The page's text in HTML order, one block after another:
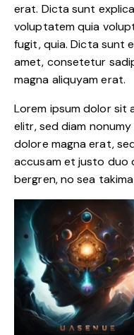
erat. Dicta sunt
voluptatem quia
fugit, quia. Dicta sunt
amet, consetetur
magna aliquyam erat.
Lorem ipsum dolor sit
elitr, sed diam
dolore magna erat,
accusam et justo duo
bergren, no sea